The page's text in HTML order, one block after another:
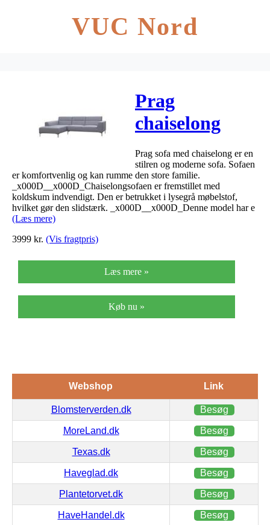
VUC Nord
Prag
chaiselong
venstre lysegrå
171×175/
Prag sofa med chaiselong er en
stilren og moderne sofa. Sofaen
er komfortvenlig og kan rumme den store familie.
_x000D__x000D_Chaiselongsofaen er fremstillet med
koldskum indvendigt. Den er betrukket i lysegrå møbelstof,
hvilket gør den slidstærk. _x000D__x000D_Denne model har e
(Læs mere)
3999 kr. (Vis fragtpris)
Læs mere »
Køb nu »
Webshop Link
Blomsterverden.dk Besøg
MoreLand.dk Besøg
Texas.dk Besøg
Haveglad.dk Besøg
Plantetorvet.dk Besøg
HaveHandel.dk Besøg